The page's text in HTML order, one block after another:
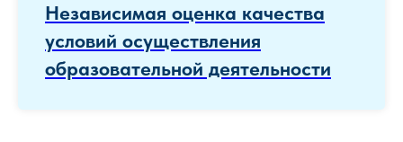
Независимая оценка качества
условий осуществления
образовательной деятельности